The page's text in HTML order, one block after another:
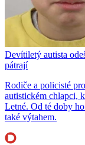
Devítiletý autista
pátrají
Rodiče a policisté
autistickém chlapci,
Letné. Od té doby
také výtahem.